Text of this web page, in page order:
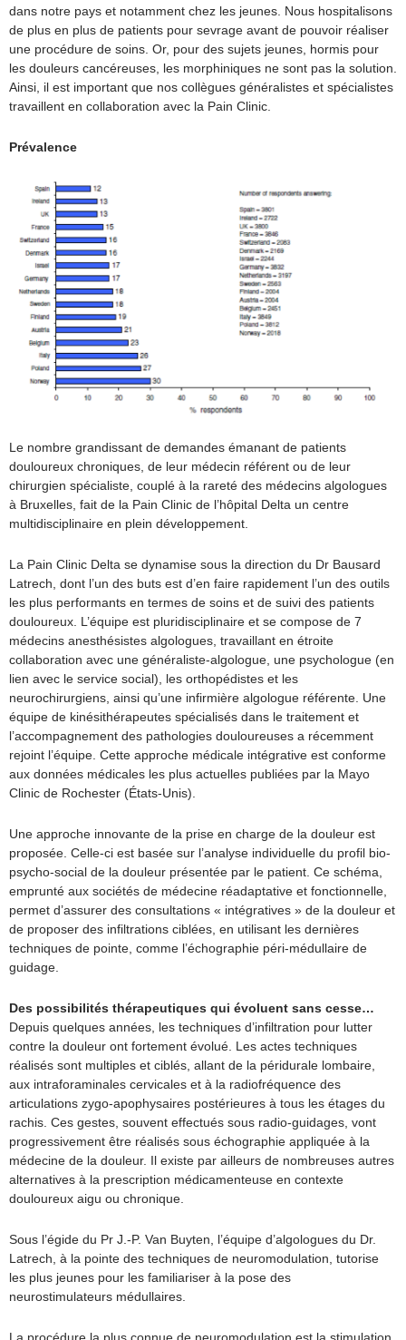
dans notre pays et notamment chez les jeunes. Nous hospitalisons
de plus en plus de patients pour sevrage avant de pouvoir réaliser
une procédure de soins. Or, pour des sujets jeunes, hormis pour
les douleurs cancéreuses, les morphiniques ne sont pas la solution.
Ainsi, il est important que nos collègues généralistes et spécialistes
travaillent en collaboration avec la Pain Clinic.
Prévalence
Le nombre grandissant de demandes émanant de patients
douloureux chroniques, de leur médecin référent ou de leur
chirurgien spécialiste, couplé à la rareté des médecins algologues
à Bruxelles, fait de la Pain Clinic de l’hôpital Delta un centre
multidisciplinaire en plein développement.
La Pain Clinic Delta se dynamise sous la direction du Dr Bausard
Latrech, dont l’un des buts est d’en faire rapidement l’un des outils
les plus performants en termes de soins et de suivi des patients
douloureux. L’équipe est pluridisciplinaire et se compose de 7
médecins anesthésistes algologues, travaillant en étroite
collaboration avec une généraliste-algologue, une psychologue (en
lien avec le service social), les orthopédistes et les
neurochirurgiens, ainsi qu’une infirmière algologue référente. Une
équipe de kinésithérapeutes spécialisés dans le traitement et
l’accompagnement des pathologies douloureuses a récemment
rejoint l’équipe. Cette approche médicale intégrative est conforme
aux données médicales les plus actuelles publiées par la Mayo
Clinic de Rochester (États-Unis).
Une approche innovante de la prise en charge de la douleur est
proposée. Celle-ci est basée sur l’analyse individuelle du profil bio-
psycho-social de la douleur présentée par le patient. Ce schéma,
emprunté aux sociétés de médecine réadaptative et fonctionnelle,
permet d’assurer des consultations « intégratives » de la douleur et
de proposer des infiltrations ciblées, en utilisant les dernières
techniques de pointe, comme l’échographie péri-médullaire de
guidage.
Des possibilités thérapeutiques qui évoluent sans cesse…
Depuis quelques années, les techniques d’infiltration pour lutter
contre la douleur ont fortement évolué. Les actes techniques
réalisés sont multiples et ciblés, allant de la péridurale lombaire,
aux intraforaminales cervicales et à la radiofréquence des
articulations zygo-apophysaires postérieures à tous les étages du
rachis. Ces gestes, souvent effectués sous radio-guidages, vont
progressivement être réalisés sous échographie appliquée à la
médecine de la douleur. Il existe par ailleurs de nombreuses autres
alternatives à la prescription médicamenteuse en contexte
douloureux aigu ou chronique.
Sous l’égide du Pr J.-P. Van Buyten, l’équipe d’algologues du Dr.
Latrech, à la pointe des techniques de neuromodulation, tutorise
les plus jeunes pour les familiariser à la pose des
neurostimulateurs médullaires.